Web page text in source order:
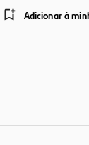
Adicionar à